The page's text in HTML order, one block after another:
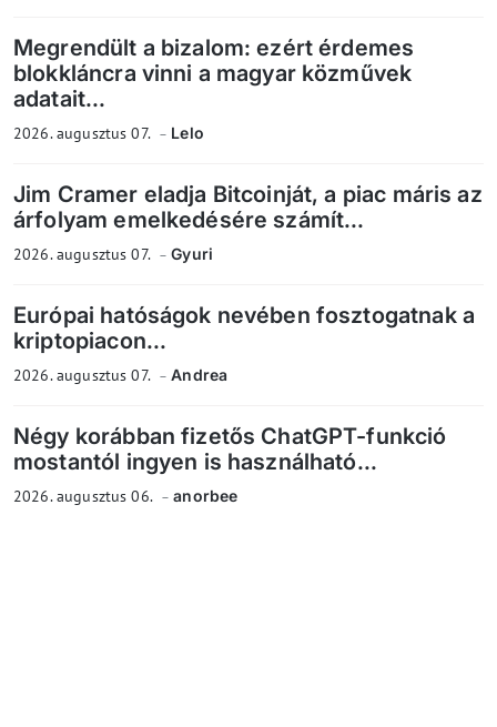
Megrendült a bizalom: ezért érdemes
blokkláncra vinni a magyar közművek
adatait...
2026. augusztus 07. Lelo
Jim Cramer eladja Bitcoinját, a piac máris az
árfolyam emelkedésére számít...
2026. augusztus 07. Gyuri
Európai hatóságok nevében fosztogatnak a
kriptopiacon...
2026. augusztus 07. Andrea
Négy korábban fizetős ChatGPT-funkció
mostantól ingyen is használható...
2026. augusztus 06. anorbee